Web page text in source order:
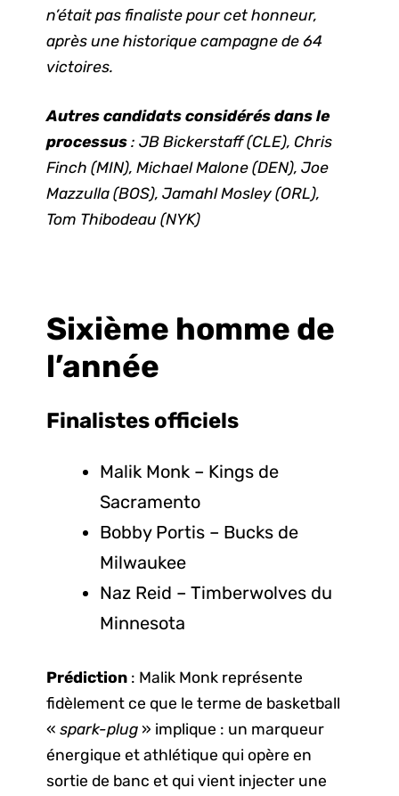
n’était pas finaliste pour cet honneur,
après une historique campagne de 64
victoires.
Autres candidats considérés dans le
processus : JB Bickerstaff (CLE),Chris
Finch (MIN), Michael Malone (DEN), Joe
Mazzulla (BOS), Jamahl Mosley (ORL),
Tom Thibodeau (NYK)
Sixième homme de
l’année
Finalistes officiels
Malik Monk – Kings de
Sacramento
Bobby Portis – Bucks de
Milwaukee
Naz Reid – Timberwolves du
Minnesota
Prédiction : Malik Monk représente
fidèlement ce que le terme de basketball
«spark-plug » implique : un marqueur
énergique et athlétique qui opère en
sortie de banc et qui vient injecter une